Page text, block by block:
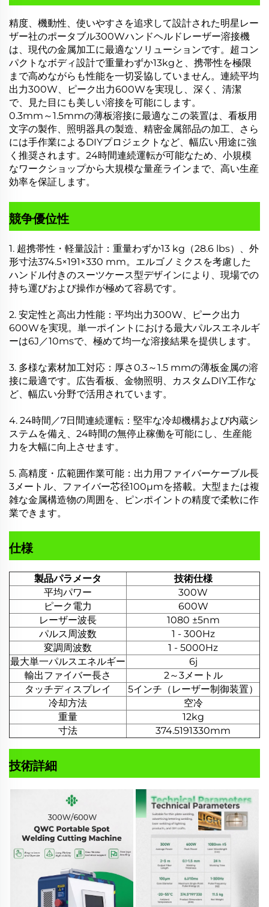
精度、機動性、使いやすさを追求して設計された明星レー
ザー社のポータブル300Wハンドヘルドレーザー溶接機
は、現代の金属加工に最適なソリューションです。超コン
パクトなボディ設計で重量わずか13kgと、携帯性を極限
まで高めながらも性能を一切妥協していません。連続平均
出力300W、ピーク出力600Wを実現し、深く、清潔
で、見た目にも美しい溶接を可能にします。
0.3mm～1.5mmの薄板溶接に最適なこの装置は、看板用
文字の製作、照明器具の製造、精密金属部品の加工、さら
には手作業によるDIYプロジェクトなど、幅広い用途に強
く推奨されます。24時間連続運転が可能なため、小規模
なワークショップから大規模な量産ラインまで、高い生産
効率を保証します。
競争優位性
1. 超携帯性・軽量設計：重量わずか13 kg（28.6 lbs）、外
形寸法374.5×191×330 mm。エルゴノミクスを考慮した
ハンドル付きのスーツケース型デザインにより、現場での
持ち運びおよび操作が極めて容易です。
2. 安定性と高出力性能：平均出力300W、ピーク出力
600Wを実現。単一ポイントにおける最大パルスエネルギ
ーは6J／10msで、極めて均一な溶接結果を提供します。
3. 多様な素材加工対応：厚さ0.3～1.5 mmの薄板金属の溶
接に最適です。広告看板、金物照明、カスタムDIY工作な
ど、幅広い分野で活用されています。
4. 24時間／7日間連続運転：堅牢な冷却機構および内蔵シ
ステムを備え、24時間の無停止稼働を可能にし、生産能
力を大幅に向上させます。
5. 高精度・広範囲作業可能：出力用ファイバーケーブル長
3メートル、ファイバー芯径100μmを搭載。大型または複
雑な金属構造物の周囲を、ピンポイントの精度で柔軟に作
業できます。
仕様
製品パラメータ
技術仕様
平均パワー
300W
ピーク電力
600W
レーザー波長
1080 ±5nm
パルス周波数
1 - 300Hz
変調周波数
1 - 5000Hz
最大単一パルスエネルギー
6j
輸出ファイバー長さ
2～3メートル
タッチディスプレイ
5インチ（レーザー制御装置）
冷却方法
空冷
重量
12kg
寸法
374.5191330mm
技術詳細